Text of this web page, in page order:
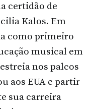
certidão de
Kalos. Em
como primeiro
musical em
nos palcos
aos EUA e partir
sua carreira